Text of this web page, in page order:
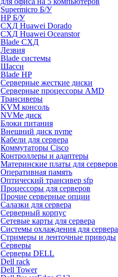
Supermicro Б/У
HP Б/У
СХД Huawei Dorado
СХД Huawei Oceanstor
Blade СХД
Лезвия
Blade системы
Шасси
Blade HP
Серверные жесткие диски
Серверные процессоры AMD
Трансиверы
KVM консоль
NVMe диск
Блоки питания
Внешний диск nvme
Кабели для сервера
Коммутаторы Cisco
Контроллеры и адаптеры
Материнские платы для серверов
Оперативная память
Оптический трансивер sfp
Процессоры для серверов
Прочие серверные опции
Салазки для сервера
Серверный корпус
Сетевые карты для сервера
Системы охлаждения для сервера
Стримеры и ленточные приводы
Серверы
Серверы DELL
Dell rack
Dell Tower